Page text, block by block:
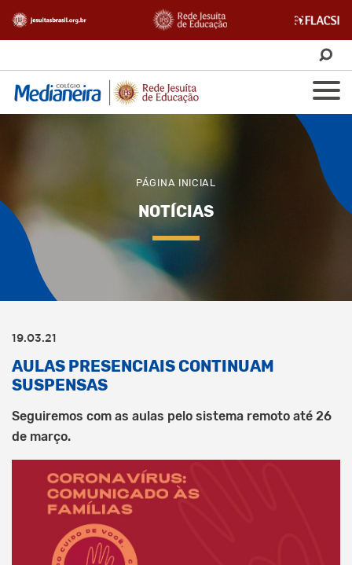
PÁGINA INICIAL
NOTÍCIAS
19.03.21
AULAS PRESENCIAIS CONTINUAM
SUSPENSAS
Seguiremos com as aulas pelo sistema remoto até 26
de março.